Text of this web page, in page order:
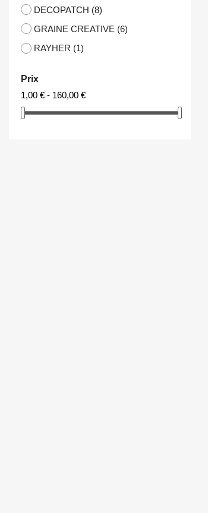
DECOPATCH (8)
GRAINE CREATIVE (6)
RAYHER (1)
Prix
1,00 € - 160,00 €